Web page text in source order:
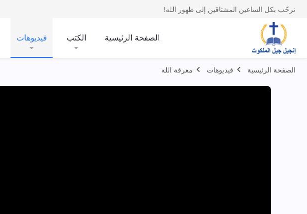
نرحّب بكل الساعين المشتاقين إلى ظهور الله!
الصفحة الرئيسية الكتب فيديوهات
الصفحة الرئيسية فيديوهات معرفة الله